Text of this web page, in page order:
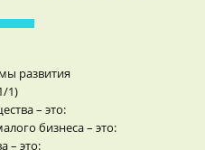
развития
1)
– это:
бизнеса – это:
– это: